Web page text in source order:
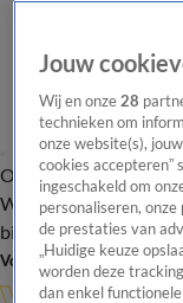
Overzicht Onze
Wandelgangen
bijwonenPodcast
Volg Vandaag Inside
Jouw
Wij en onze28
technieken om
onze website(s),
cookies
ingeschakeld om
personaliseren,
de prestaties van
„Huidige keuze
worden deze
dan enkel